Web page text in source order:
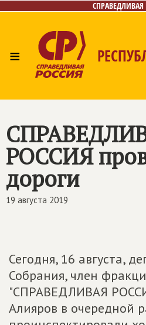
СПРАВЕДЛИВАЯ
≡
Контакты
РОССИЯ
дороги
19 августа 2019
Сегодня, 16 августа,
Собрания, член
"СПРАВЕДЛИВАЯ
Алияров в очередной